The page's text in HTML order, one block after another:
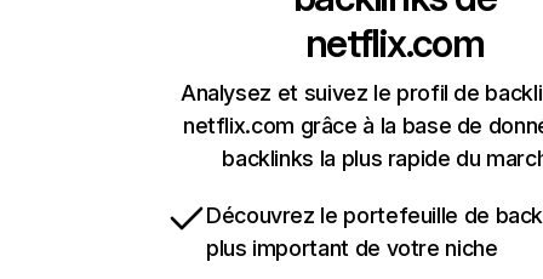
netflix.com
Analysez et suivez le profil de
netflix.com grâce à la base de
backlinks la plus rapide du
Découvrez le portefeuille de
plus important de votre niche